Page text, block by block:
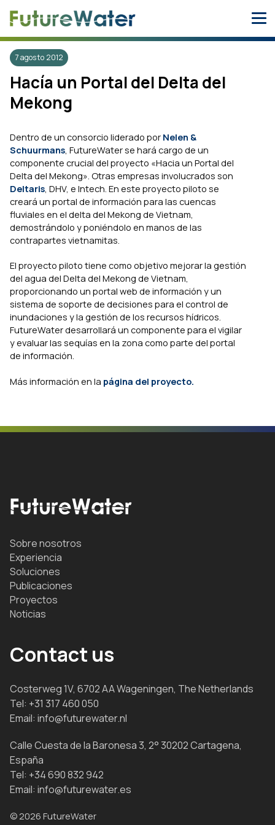
7 agosto 2012
Hacía un Portal del Delta del
Mekong
Dentro de un consorcio liderado por Nelen &
Schuurmans , FutureWater se hará cargo de un
componente crucial del proyecto «Hacia un Portal del
Delta del Mekong». Otras empresas involucrados son
Deltaris , DHV, e Intech. En este proyecto piloto se
creará un portal de información para las cuencas
fluviales en el delta del Mekong de Vietnam,
demostrándolo y poniéndolo en manos de las
contrapartes vietnamitas.
El proyecto piloto tiene como objetivo mejorar la gestión
del agua del Delta del Mekong de Vietnam,
proporcionando un portal web de información y un
sistema de soporte de decisiones para el control de
inundaciones y la gestión de los recursos hídricos.
FutureWater desarrollará un componente para el vigilar
y evaluar las sequías en la zona como parte del portal
de información.
Más información en la página del proyecto.
Sobre nosotros
Experiencia
Soluciones
Publicaciones
Proyectos
Noticias
Contact us
Costerweg 1V, 6702 AA Wageningen, The Netherlands
Tel: +31 317 460 050
Email: info@futurewater.nl
Calle Cuesta de la Baronesa 3, 2° 30202 Cartagena,
España
Tel: +34 690 832 942
Email: info@futurewater.es
© 2026 FutureWater